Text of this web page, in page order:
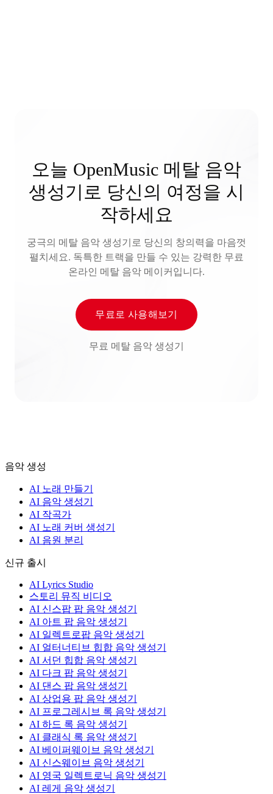
오늘 OpenMusic 메탈 음악
생성기로 당신의 여정을 시
작하세요
궁극의 메탈 음악 생성기로 당신의 창의력을 마음껏
펼치세요. 독특한 트랙을 만들 수 있는 강력한 무료
온라인 메탈 음악 메이커입니다.
무료로 사용해보기
무료 메탈 음악 생성기
음악 생성
AI 노래 만들기
AI 음악 생성기
AI 작곡가
AI 노래 커버 생성기
AI 음원 분리
신규 출시
AI Lyrics Studio
스토리 뮤직 비디오
AI 신스팝 팝 음악 생성기
AI 아트 팝 음악 생성기
AI 일렉트로팝 음악 생성기
AI 얼터너티브 힙합 음악 생성기
AI 서던 힙합 음악 생성기
AI 다크 팝 음악 생성기
AI 댄스 팝 음악 생성기
AI 상업용 팝 음악 생성기
AI 프로그레시브 록 음악 생성기
AI 하드 록 음악 생성기
AI 클래식 록 음악 생성기
AI 베이퍼웨이브 음악 생성기
AI 신스웨이브 음악 생성기
AI 영국 일렉트로닉 음악 생성기
AI 레게 음악 생성기